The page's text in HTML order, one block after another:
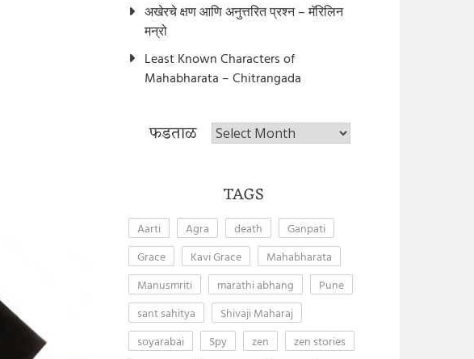
अखेरचे क्षण आणि अनुत्तरित प्रश्न – मॅरिलिन
मन्रो
Least Known Characters of
Mahabharata – Chitrangada
फडताळ फडताळ
TAGS
Aarti Agra death
Ganpati
Grace
Kavi Grace
Mahabharata
Manusmriti
marathi abhang
Pune
sant sahitya
Shivaji Maharaj
soyarabai
Spy zen
zen stories